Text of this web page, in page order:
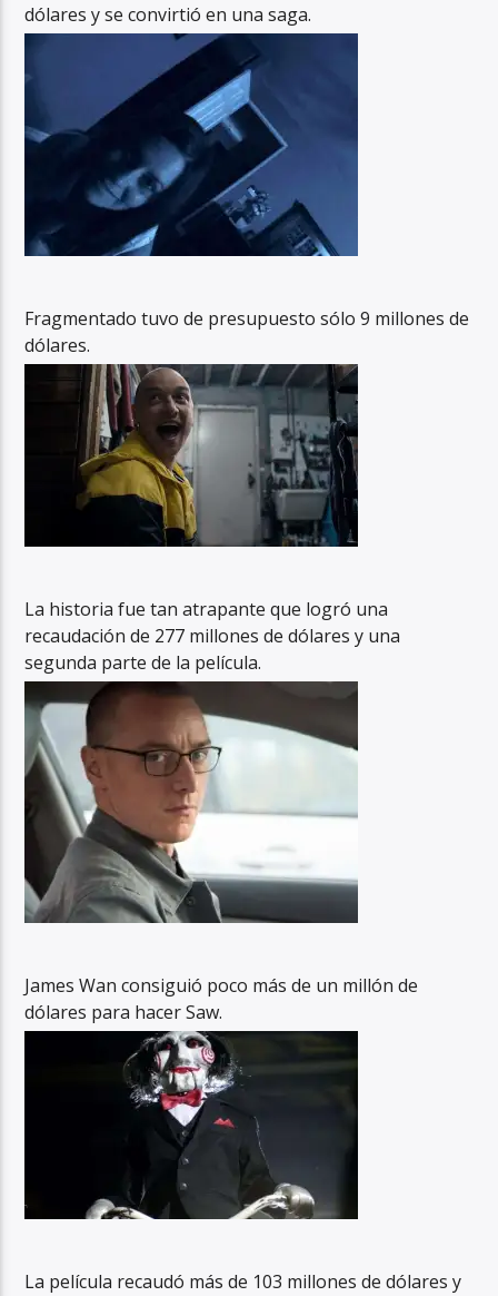
dólares y se convirtió en una saga.
Fragmentado tuvo de presupuesto sólo 9 millones de
dólares.
La historia fue tan atrapante que logró una
recaudación de 277 millones de dólares y una
segunda parte de la película.
James Wan consiguió poco más de un millón de
dólares para hacer Saw.
La película recaudó más de 103 millones de dólares y